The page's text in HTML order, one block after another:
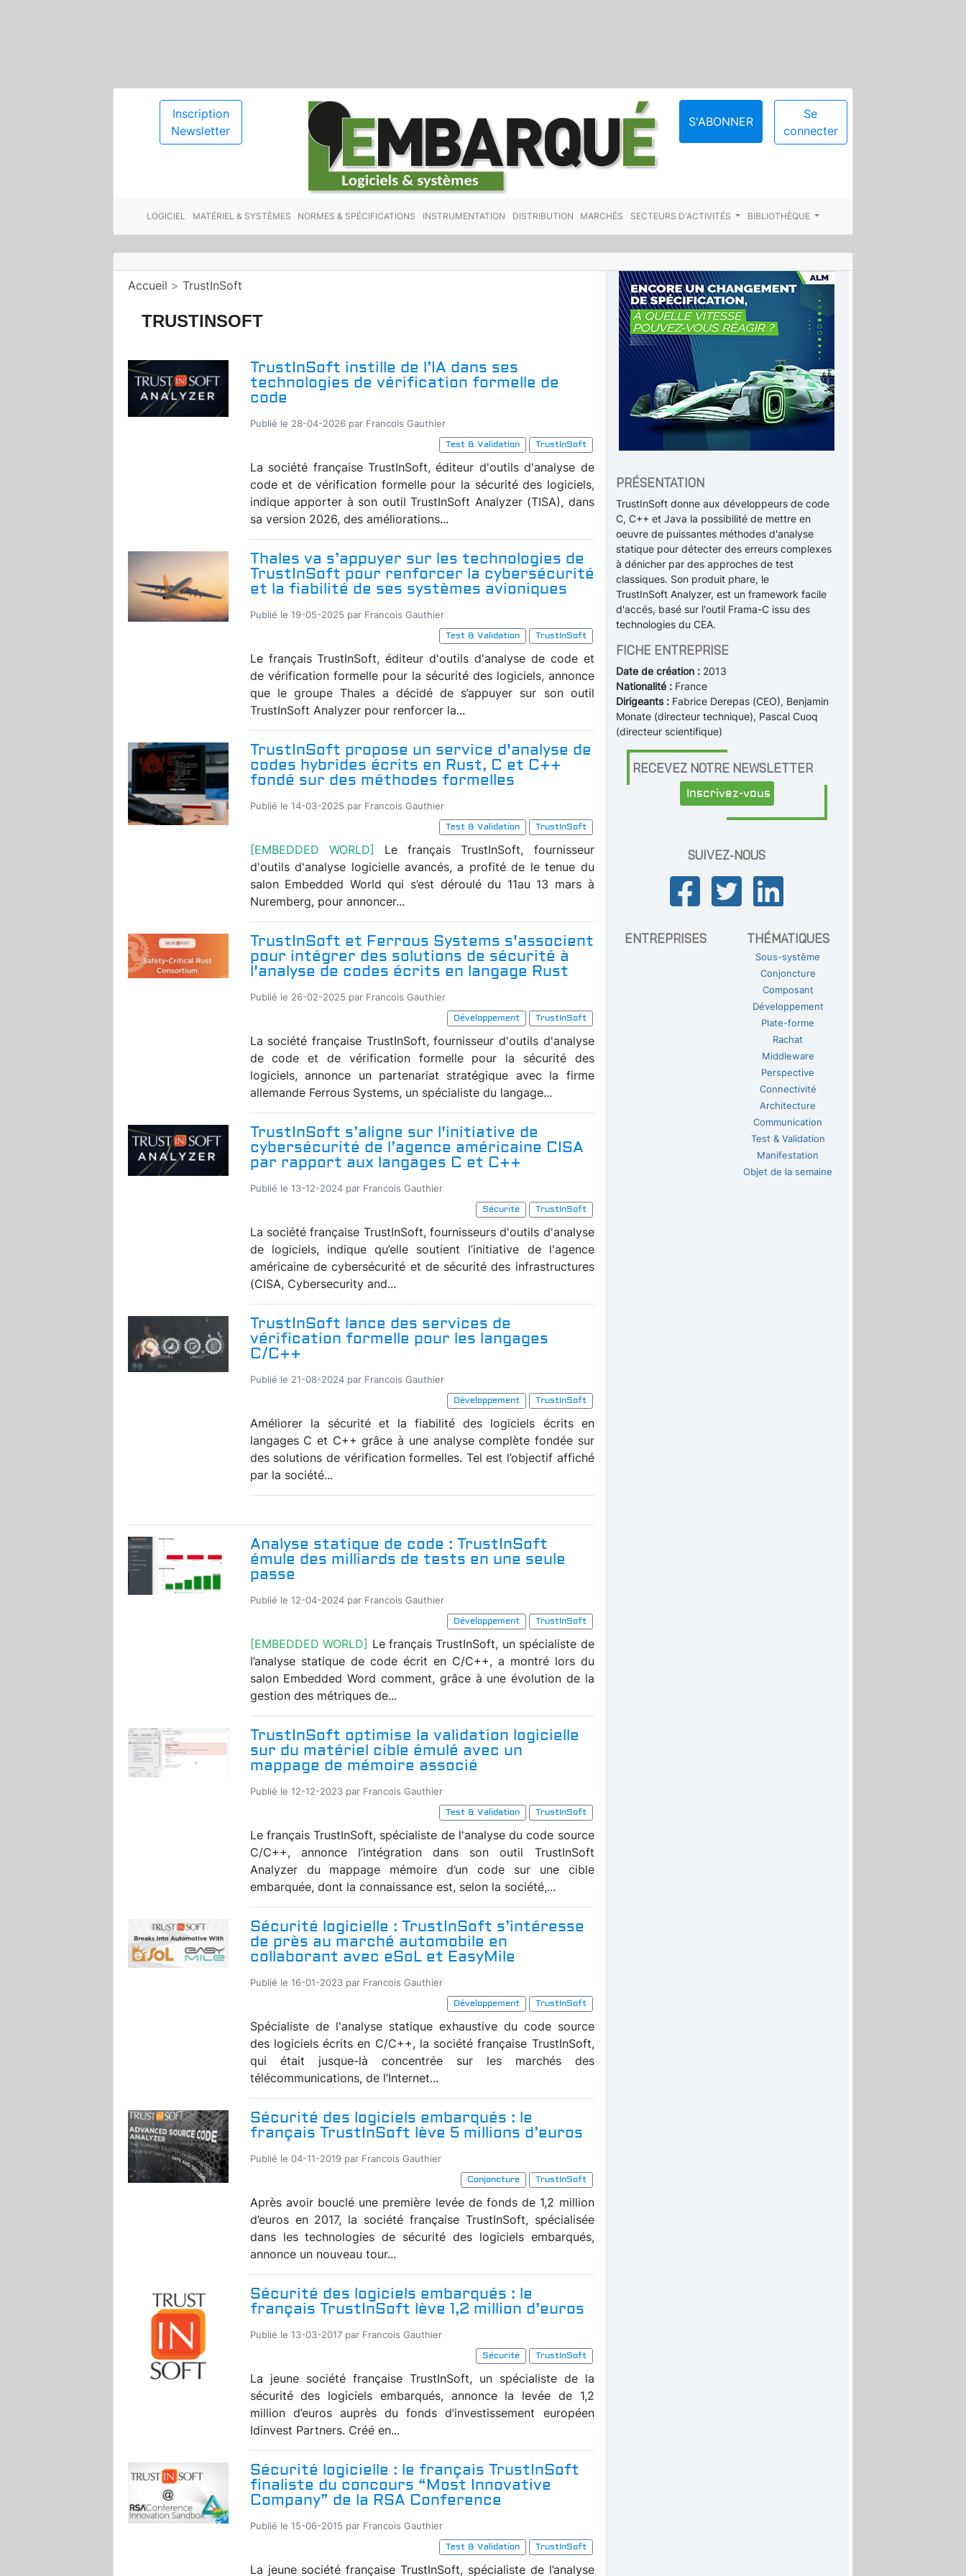
Inscription
Newsletter
S'ABONNER
Se
connecter
LOGICIEL MATÉRIEL & SYSTÈMES NORMES & SPÉCIFICATIONS INSTRUMENTATION DISTRIBUTION MARCHÉS SECTEURS D'ACTIVITÉS BIBLIOTHÈQUE
Accueil > TrustInSoft
TRUSTINSOFT
TrustInSoft instille de l’IA dans ses
technologies de vérification formelle de
code
Publié le 28-04-2026 par Francois Gauthier
Test & Validation
TrustInSoft
La société française TrustInSoft, éditeur d'outils d'analyse de
code et de vérification formelle pour la sécurité des logiciels,
indique apporter à son outil TrustInSoft Analyzer (TISA), dans
sa version 2026, des améliorations...
Thales va s’appuyer sur les technologies de
TrustInSoft pour renforcer la cybersécurité
et la fiabilité de ses systèmes avioniques
Publié le 19-05-2025 par Francois Gauthier
Test & Validation
TrustInSoft
Le français TrustInSoft, éditeur d'outils d'analyse de code et
de vérification formelle pour la sécurité des logiciels, annonce
que le groupe Thales a décidé de s’appuyer sur son outil
TrustInSoft Analyzer pour renforcer la...
TrustInSoft propose un service d'analyse de
codes hybrides écrits en Rust, C et C++
fondé sur des méthodes formelles
Publié le 14-03-2025 par Francois Gauthier
Test & Validation
TrustInSoft
[EMBEDDED WORLD] Le français TrustInSoft, fournisseur
d'outils d'analyse logicielle avancés, a profité de le tenue du
salon Embedded World qui s’est déroulé du 11au 13 mars à
Nuremberg, pour annoncer...
TrustInSoft et Ferrous Systems s'associent
pour intégrer des solutions de sécurité à
l'analyse de codes écrits en langage Rust
Publié le 26-02-2025 par Francois Gauthier
Développement
TrustInSoft
La société française TrustInSoft, fournisseur d'outils d'analyse
de code et de vérification formelle pour la sécurité des
logiciels, annonce un partenariat stratégique avec la firme
allemande Ferrous Systems, un spécialiste du langage...
TrustInSoft s’aligne sur l'initiative de
cybersécurité de l’agence américaine CISA
par rapport aux langages C et C++
Publié le 13-12-2024 par Francois Gauthier
Sécurité
TrustInSoft
La société française TrustInSoft, fournisseurs d'outils d'analyse
de logiciels, indique qu’elle soutient l’initiative de l'agence
américaine de cybersécurité et de sécurité des infrastructures
(CISA, Cybersecurity and...
TrustInSoft lance des services de
vérification formelle pour les langages
C/C++
Publié le 21-08-2024 par Francois Gauthier
Développement
TrustInSoft
Améliorer la sécurité et la fiabilité des logiciels écrits en
langages C et C++ grâce à une analyse complète fondée sur
des solutions de vérification formelles. Tel est l’objectif affiché
par la société...
Analyse statique de code : TrustInSoft
émule des milliards de tests en une seule
passe
Publié le 12-04-2024 par Francois Gauthier
Développement
TrustInSoft
[EMBEDDED WORLD] Le français TrustInSoft, un spécialiste de
l’analyse statique de code écrit en C/C++, a montré lors du
salon Embedded Word comment, grâce à une évolution de la
gestion des métriques de...
TrustInSoft optimise la validation logicielle
sur du matériel cible émulé avec un
mappage de mémoire associé
Publié le 12-12-2023 par Francois Gauthier
Test & Validation
TrustInSoft
Le français TrustInSoft, spécialiste de l'analyse du code source
C/C++, annonce l’intégration dans son outil TrustInSoft
Analyzer du mappage mémoire d’un code sur une cible
embarquée, dont la connaissance est, selon la société,...
Sécurité logicielle : TrustInSoft s’intéresse
de près au marché automobile en
collaborant avec eSoL et EasyMile
Publié le 16-01-2023 par Francois Gauthier
Développement
TrustInSoft
Spécialiste de l'analyse statique exhaustive du code source
des logiciels écrits en C/C++, la société française TrustInSoft,
qui était jusque-là concentrée sur les marchés des
télécommunications, de l’Internet...
Sécurité des logiciels embarqués : le
français TrustInSoft lève 5 millions d’euros
Publié le 04-11-2019 par Francois Gauthier
Conjoncture
TrustInSoft
Après avoir bouclé une première levée de fonds de 1,2 million
d’euros en 2017, la société française TrustInSoft, spécialisée
dans les technologies de sécurité des logiciels embarqués,
annonce un nouveau tour...
Sécurité des logiciels embarqués : le
français TrustInSoft lève 1,2 million d’euros
Publié le 13-03-2017 par Francois Gauthier
Sécurité
TrustInSoft
La jeune société française TrustInSoft, un spécialiste de la
sécurité des logiciels embarqués, annonce la levée de 1,2
million d’euros auprès du fonds d’investissement européen
Idinvest Partners. Créé en...
Sécurité logicielle : le français TrustInSoft
finaliste du concours “Most Innovative
Company” de la RSA Conference
Publié le 15-06-2015 par Francois Gauthier
Test & Validation
TrustInSoft
La jeune société française TrustInSoft, spécialiste de l’analyse
PRÉSENTATION
TrustInSoft donne aux développeurs de code
C, C++ et Java la possibilité de mettre en
oeuvre de puissantes méthodes d'analyse
statique pour détecter des erreurs complexes
à dénicher par des approches de test
classiques. Son produit phare, le
TrustInSoft Analyzer, est un framework facile
d'accés, basé sur l'outil Frama-C issu des
technologies du CEA.
FICHE ENTREPRISE
Date de création : 2013
Nationalité : France
Dirigeants : Fabrice Derepas (CEO), Benjamin
Monate (directeur technique), Pascal Cuoq
(directeur scientifique)
RECEVEZ NOTRE NEWSLETTER
Inscrivez-vous
SUIVEZ-NOUS
ENTREPRISES THÉMATIQUES
Sous-système
Conjoncture
Composant
Développement
Plate-forme
Rachat
Middleware
Perspective
Connectivité
Architecture
Communication
Test & Validation
Manifestation
Objet de la semaine